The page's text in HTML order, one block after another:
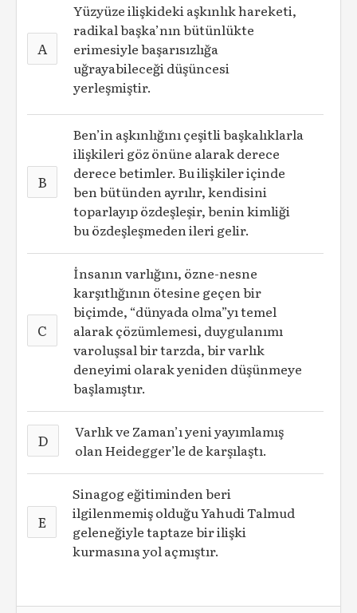
A
Yüzyüze ilişkideki aşkınlık hareketi,
radikal başka’nın bütünlükte
erimesiyle başarısızlığa
uğrayabileceği düşüncesi
yerleşmiştir.
B
Ben’in aşkınlığını çeşitli başkalıklarla
ilişkileri göz önüne alarak derece
derece betimler. Bu ilişkiler içinde
ben bütünden ayrılır, kendisini
toparlayıp özdeşleşir, benin kimliği
bu özdeşleşmeden ileri gelir.
C
İnsanın varlığını, özne-nesne
karşıtlığının ötesine geçen bir
biçimde, “dünyada olma”yı temel
alarak çözümlemesi, duygulanımı
varoluşsal bir tarzda, bir varlık
deneyimi olarak yeniden düşünmeye
başlamıştır.
D
Varlık ve Zaman’ı yeni yayımlamış
olan Heidegger’le de karşılaştı.
E
Sinagog eğitiminden beri
ilgilenmemiş olduğu Yahudi Talmud
geleneğiyle taptaze bir ilişki
kurmasına yol açmıştır.